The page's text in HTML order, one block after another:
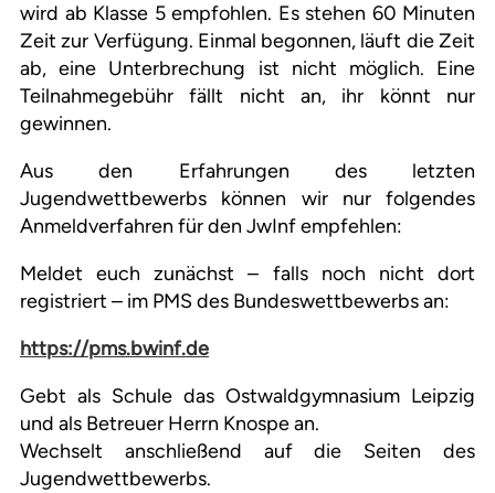
wird ab Klasse 5 empfohlen. Es stehen 60 Minuten
Zeit zur Verfügung. Einmal begonnen, läuft die Zeit
ab, eine Unterbrechung ist nicht möglich. Eine
Teilnahmegebühr fällt nicht an, ihr könnt nur
gewinnen.
Aus den Erfahrungen des letzten
Jugendwettbewerbs können wir nur folgendes
Anmeldverfahren für den JwInf empfehlen:
Meldet euch zunächst – falls noch nicht dort
registriert – im PMS des Bundeswettbewerbs an:
https://pms.bwinf.de
Gebt als Schule das Ostwaldgymnasium Leipzig
und als Betreuer Herrn Knospe an.
Wechselt anschließend auf die Seiten des
Jugendwettbewerbs.